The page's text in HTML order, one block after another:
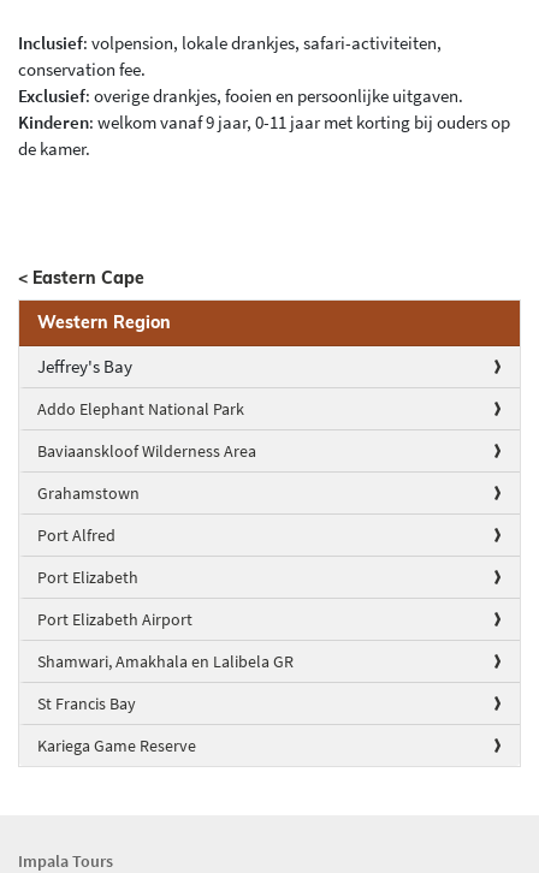
< Eastern Cape
Western Region
Jeffrey's Bay
Addo Elephant National Park
Baviaanskloof Wilderness Area
Grahamstown
Port Alfred
Port Elizabeth
Port Elizabeth Airport
Shamwari, Amakhala en Lalibela GR
St Francis Bay
Kariega Game Reserve
Inclusief: volpension, lokale drankjes, safari-activiteiten,
conservation fee.
Exclusief: overige drankjes, fooien en persoonlijke uitgaven.
Kinderen: welkom vanaf 9 jaar, 0-11 jaar met korting bij ouders op
de kamer.
Impala Tours